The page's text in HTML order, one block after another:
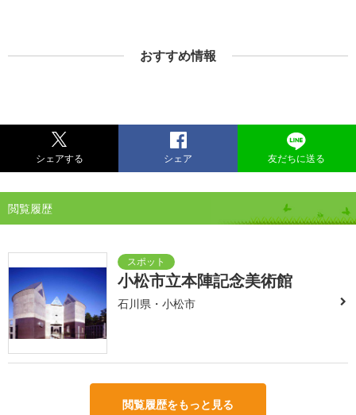
おすすめ情報
シェアする シェア 友だちに送る
閲覧履歴
小松市立本陣記念美術館
石川県・小松市
閲覧履歴をもっと見る